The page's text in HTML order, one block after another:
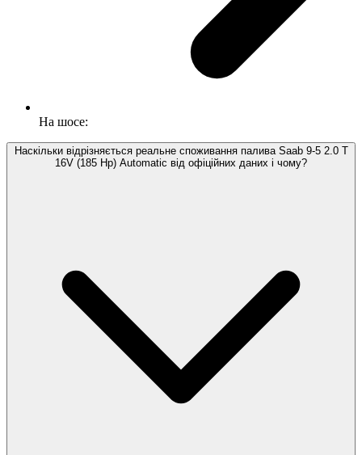
На шосе:
Наскільки відрізняється реальне споживання палива Saab 9-5 2.0 T
16V (185 Hp) Automatic від офіційних даних і чому?